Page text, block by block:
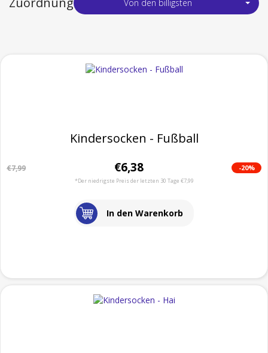
Von den billigsten
Kindersocken - Fußball
€7,99 €6,38 -20%
*Der niedrigste Preis der letzten 30 Tage €7,99
In den Warenkorb